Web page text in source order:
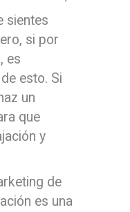
sientes
si por
es
esto. Si
un
que
y
de
es una